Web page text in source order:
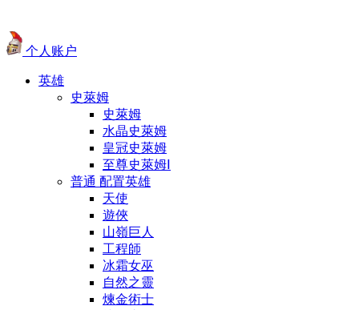
个人账户
英雄
史萊姆
史萊姆
水晶史萊姆
皇冠史萊姆
至尊史萊姆Ⅰ
普通 配置英雄
天使
遊俠
山嶺巨人
工程師
冰霜女巫
自然之靈
煉金術士